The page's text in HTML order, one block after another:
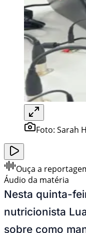
Foto: Sarah
Ouça a
Áudio da matéria
Nesta quinta-
nutricionista
sobre como